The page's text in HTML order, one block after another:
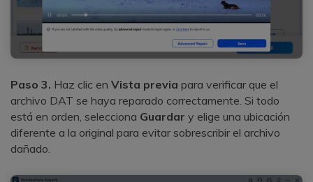
Paso 3. Haz clic en Vista previa para verificar que el
archivo DAT se haya reparado correctamente. Si todo
está en orden, selecciona Guardar y elige una ubicación
diferente a la original para evitar sobrescribir el archivo
dañado.